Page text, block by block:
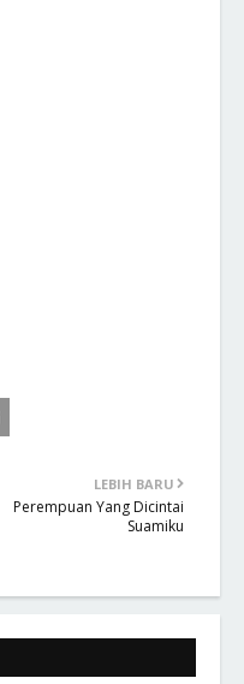
LEBIH BARU
Perempuan Yang Dicintai
Suamiku